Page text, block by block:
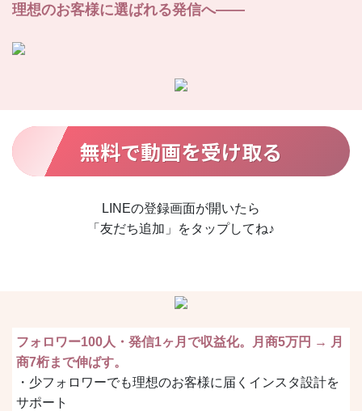
理想のお客様に選ばれる発信へ――
無料で動画を受け取る
LINEの登録画面が開いたら
「友だち追加」をタップしてね♪
フォロワー100人・発信1ヶ月で収益化。月商5万円 → 月
商7桁まで伸ばす。
・少フォロワーでも理想のお客様に届くインスタ設計を
サポート